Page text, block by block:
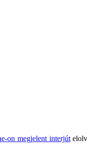
on megjelent interjút